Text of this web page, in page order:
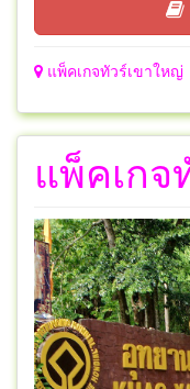
แพ็คเกจทัวร์เขาใหญ่
แพ็คเกจ